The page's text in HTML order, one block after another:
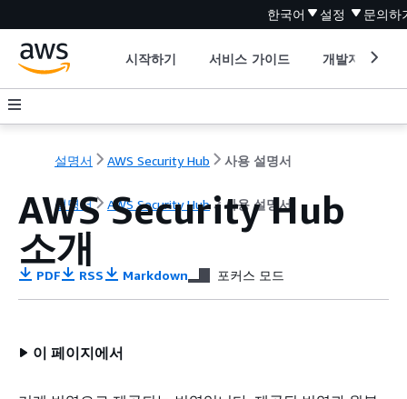
한국어 설정 문의하
시작하기 서비스 가이드 개발자 도구
설명서 AWS Security Hub 사용 설명서
설명서 AWS Security Hub 사용 설명서
AWS Security Hub
소개
PDF RSS Markdown 포커스 모드
이 페이지에서